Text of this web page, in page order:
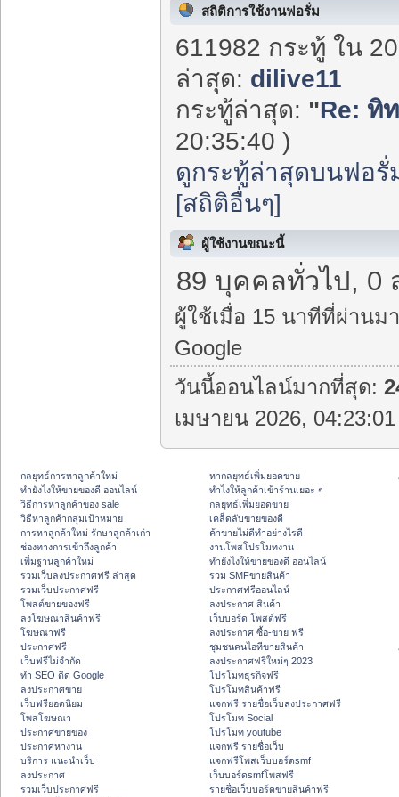
สถิติการใช้งานฟอรั่ม
611982 กระทู้ ใน
ล่าสุด: dilive11
กระทู้ล่าสุด: "Re: ทิ
20:35:40 )
ดูกระทู้ล่าสุดบนฟอรั่
[สถิติอื่นๆ]
ผู้ใช้งานขณะนี้
89 บุคคลทั่วไป, 0
ผู้ใช้เมื่อ 15 นาทีที่ผ่านม
Google
วันนี้ออนไลน์มากที่สุด:
เมษายน 2026,
กลยุทธ์การหาลูกค้าใหม่
ทํายังไงให้ขายของดี ออนไลน์
วิธีการหาลูกค้าของ sale
วิธีหาลูกค้ากลุ่มเป้าหมาย
การหาลูกค้าใหม่ รักษาลูกค้าเก่า
ช่องทางการเข้าถึงลูกค้า
เพิ่มฐานลูกค้าใหม่
รวมเว็บลงประกาศฟรี ล่าสุด
รวมเว็บประกาศฟรี
โพสต์ขายของฟรี
ลงโฆษณาสินค้าฟรี
โฆษณาฟรี
ประกาศฟรี
เว็บฟรีไม่จำกัด
ทำ SEO ติด Google
ลงประกาศขาย
เว็บฟรียอดนิยม
โพสโฆษณา
ประกาศขายของ
ประกาศหางาน
บริการ แนะนำเว็บ
ลงประกาศ
รวมเว็บประกาศฟรี
หากลยุทธ์เพิ่มยอดขาย
ทําไงให้ลูกค้าเข้าร้านเยอะ ๆ
กลยุทธ์เพิ่มยอดขาย
เคล็ดลับขายของดี
ค้าขายไม่ดีทำอย่างไรดี
งานโพสโปรโมทงาน
ทํายังไงให้ขายของดี ออนไลน์
รวม SMFขายสินค้า
ประกาศฟรีออนไลน์
ลงประกาศ สินค้า
เว็บบอร์ด โพสต์ฟรี
ลงประกาศ ซื้อ-ขาย ฟรี
ชุมชนคนไอทีขายสินค้า
ลงประกาศฟรีใหม่ๆ 2023
โปรโมทธุรกิจฟรี
โปรโมทสินค้าฟรี
แจกฟรี รายชื่อเว็บลงประกาศฟรี
โปรโมท Social
โปรโมท youtube
แจกฟรี รายชื่อเว็บ
แจกฟรีโพสเว็บบอร์ดsmf
เว็บบอร์ดsmfโพสฟรี
รายชื่อเว็บบอร์ดขายสินค้าฟรี